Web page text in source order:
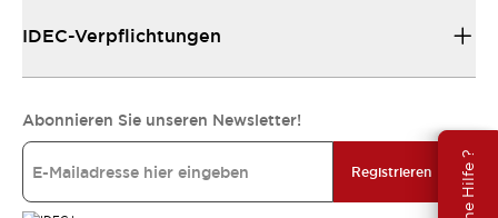
IDEC-Verpflichtungen
Abonnieren Sie unseren Newsletter!
Registrieren